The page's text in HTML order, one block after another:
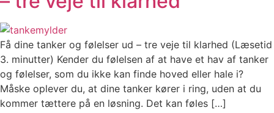
Få dine tanker og følelser ud – tre veje til klarhed (Læsetid
3. minutter) Kender du følelsen af at have et hav af tanker
og følelser, som du ikke kan finde hoved eller hale i?
Måske oplever du, at dine tanker kører i ring, uden at du
kommer tættere på en løsning. Det kan føles […]